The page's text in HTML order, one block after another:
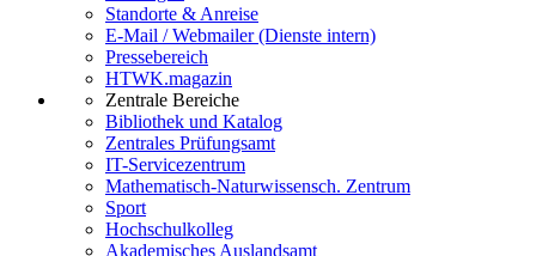
Standorte & Anreise
E-Mail / Webmailer (Dienste intern)
Pressebereich
HTWK.magazin
Zentrale Bereiche
Bibliothek und Katalog
Zentrales Prüfungsamt
IT-Servicezentrum
Mathematisch-Naturwissensch. Zentrum
Sport
Hochschulkolleg
Akademisches Auslandsamt